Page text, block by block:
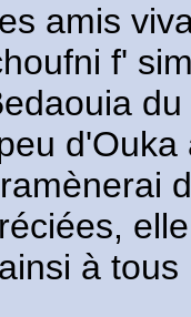
amis
f'
d'Ouka
à